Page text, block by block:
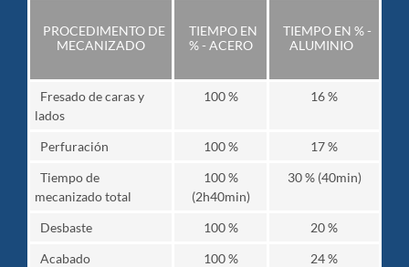
PROCEDIMENTO DE
MECANIZADO
TIEMPO EN
% - ACERO
TIEMPO EN % -
ALUMINIO
Fresado de caras y
lados
100 % 16 %
Perfuración 100 %
17 %
Tiempo de
mecanizado total
100 %
(2h40min)
30 % (40min)
Desbaste 100 %
20 %
Acabado
100 % 24 %